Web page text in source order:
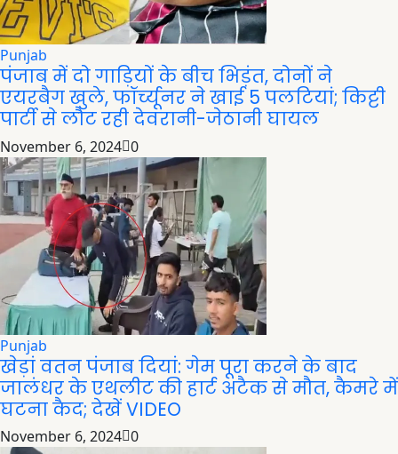
Punjab
पंजाब में दो गाड़ियों के बीच भिड़ंत, दोनों ने
एयरबैग खुले, फॉर्च्यूनर ने खाई 5 पलटियां; किट्टी
पार्टी से लौट रही देवरानी-जेठानी घायल
November 6, 2024 0
Punjab
खेड़ां वतन पंजाब दियां: गेम पूरा करने के बाद
जालंधर के एथलीट की हार्ट अटैक से मौत, कैमरे में
घटना कैद; देखें VIDEO
November 6, 2024 0